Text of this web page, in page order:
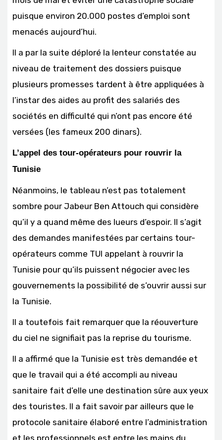
puisque environ 20.000 postes d’emploi sont
menacés aujourd’hui.
Il a par la suite déploré la lenteur constatée au
niveau de traitement des dossiers puisque
plusieurs promesses tardent à être appliquées à
l’instar des aides au profit des salariés des
sociétés en difficulté qui n’ont pas encore été
versées (les fameux 200 dinars).
L’appel des tour-opérateurs pour rouvrir la
Tunisie
Néanmoins, le tableau n’est pas totalement
sombre pour Jabeur Ben Attouch qui considère
qu’il y a quand même des lueurs d’espoir. Il s’agit
des demandes manifestées par certains tour-
opérateurs comme TUI appelant à rouvrir la
Tunisie pour qu’ils puissent négocier avec les
gouvernements la possibilité de s’ouvrir aussi sur
la Tunisie.
Il a toutefois fait remarquer que la réouverture
du ciel ne signifiait pas la reprise du tourisme.
Il a affirmé que la Tunisie est très demandée et
que le travail qui a été accompli au niveau
sanitaire fait d’elle une destination sûre aux yeux
des touristes. Il a fait savoir par ailleurs que le
protocole sanitaire élaboré entre l’administration